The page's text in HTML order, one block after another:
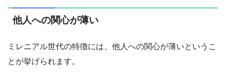
他人への関心が薄い
ミレニアル世代の特徴には、他人への関心が薄いというこ
とが挙げられます。